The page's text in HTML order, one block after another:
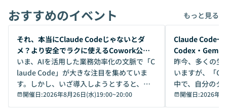
おすすめのイベント もっと見る
開催前
それ、本当にClaude Codeじゃないとダ
メ？より安全でラクに使えるCowork公開
デモ
いま、AIを活用した業務効率化の文脈で「C
laude Code」が大きな注目を集めていま
す。しかし、いざ導入しようとすると、セ
キュリティ面の懸念や権限管理のハードル
から、気軽に使えないケースも多いのでは
開催日:2026年8月26日(水)19:00~20:00
開催前
Claude Code一
Codex・
昨今、多くの生
いますが、「
中で、自分のタ
いいのか」を自
か？ 「なんとなく誰かが良いと言っていた
開催日:2026年8